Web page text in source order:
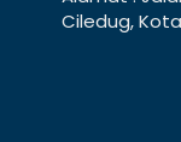
Ciledug,